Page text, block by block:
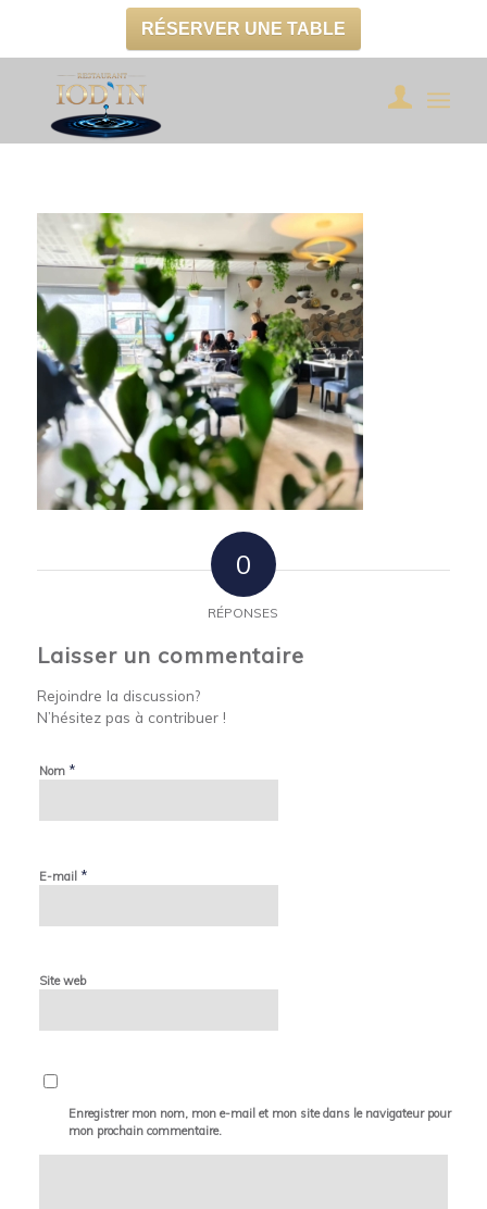
RÉSERVER UNE TABLE
0
RÉPONSES
Laisser un commentaire
Rejoindre la discussion?
N’hésitez pas à contribuer !
Nom *
E-mail *
Site web
Enregistrer mon nom, mon e-mail et mon site dans le navigateur pour
mon prochain commentaire.